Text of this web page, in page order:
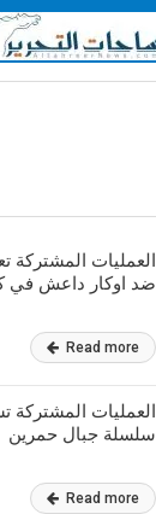
العمليات المشتركة
ضد اوكار داعش في
Read more
العمليات
سلسلة جبال حمرين
Read more